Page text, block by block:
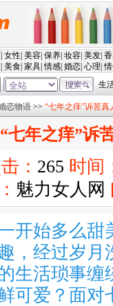
恋物语 >> “七年之痒”诉苦真
“七年之痒”诉
： 265 时间
魅力女人网
开始多么甜
，经过岁月
生活琐事
可爱？面对